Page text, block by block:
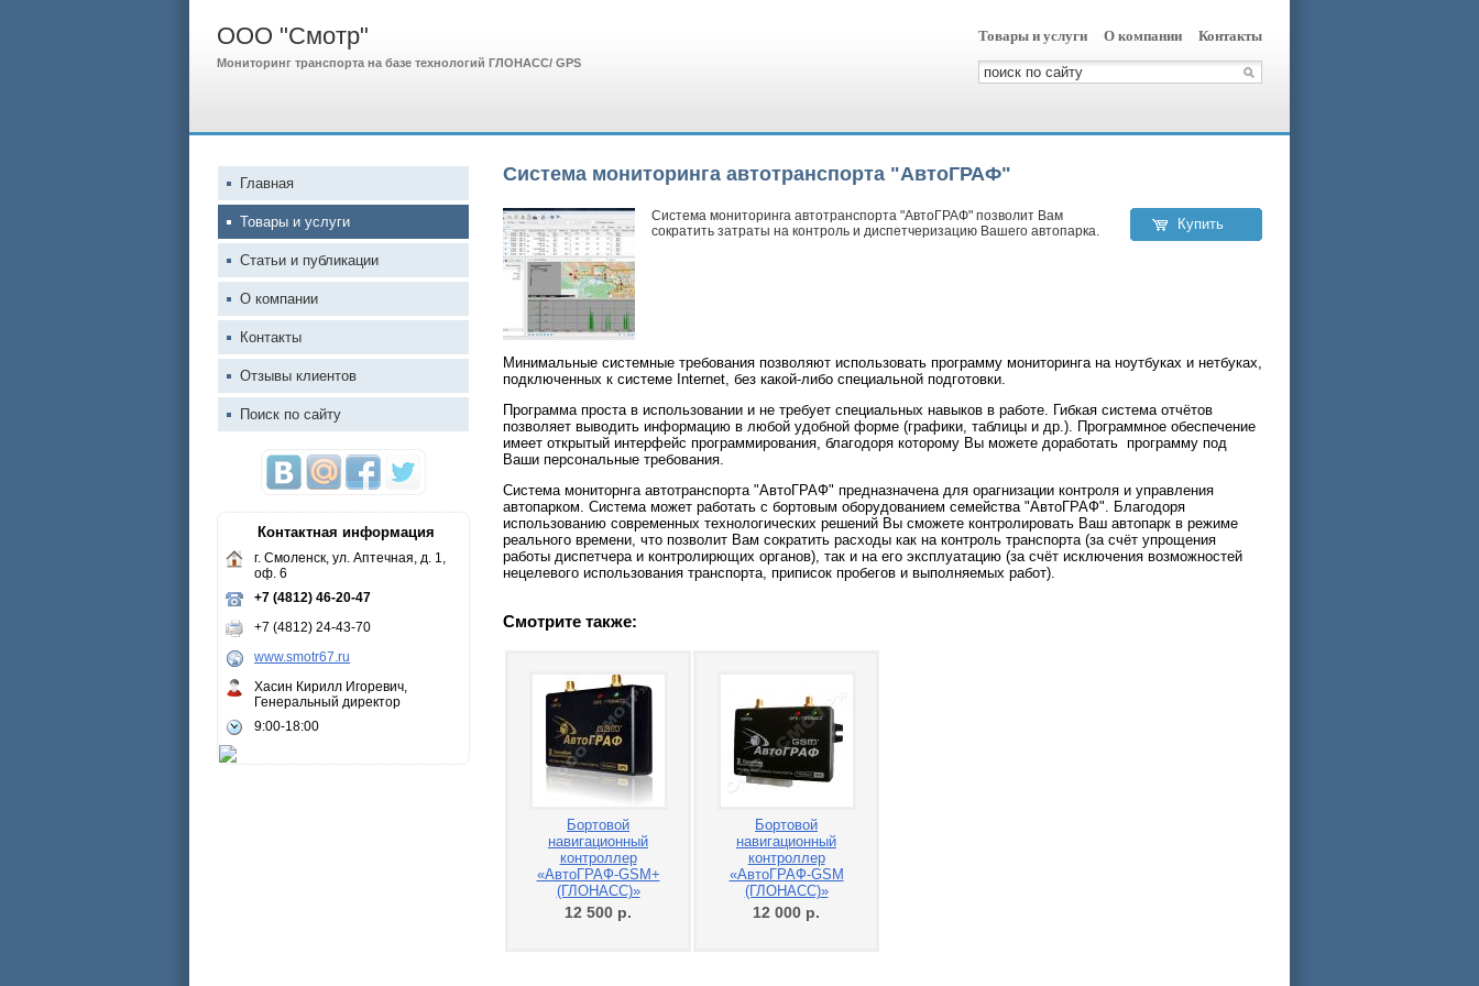
ООО "Смотр"
Мониторинг транспорта на базе технологий ГЛОНАСС/ GPS
Товары и услуги О компании Контакты
Система мониторинга автотранспорта "АвтоГРАФ"
Система мониторинга автотранспорта "АвтоГРАФ" позволит Вам
сократить затраты на контроль и диспетчеризацию Вашего автопарка.
Купить
Минимальные системные требования позволяют использовать программу мониторинга на ноутбуках и нетбуках,
подключенных к системе Internet, без какой-либо специальной подготовки.
Программа проста в использовании и не требует специальных навыков в работе. Гибкая система отчётов
позволяет выводить информацию в любой удобной форме (графики, таблицы и др.). Программное обеспечение
имеет открытый интерфейс программирования, благодоря которому Вы можете доработать программу под
Ваши персональные требования.
Система мониторнга автотранспорта "АвтоГРАФ" предназначена для орагнизации контроля и управления
автопарком. Система может работать с бортовым оборудованием семейства "АвтоГРАФ". Благодоря
использованию современных технологических решений Вы сможете контролировать Ваш автопарк в режиме
реального времени, что позволит Вам сократить расходы как на контроль транспорта (за счёт упрощения
работы диспетчера и контролирющих органов), так и на его эксплуатацию (за счёт исключения возможностей
нецелевого использования транспорта, приписок пробегов и выполняемых работ).
Смотрите также:
Бортовой
навигационный
контроллер
«АвтоГРАФ-GSM+
(ГЛОНАСС)»
12 500 р.
Бортовой
навигационный
контроллер
«АвтоГРАФ-GSM
(ГЛОНАСС)»
12 000 р.
Главная
Товары и услуги
Статьи и публикации
О компании
Контакты
Отзывы клиентов
Поиск по сайту
Контактная информация
г. Смоленск, ул. Аптечная, д. 1,
оф. 6
+7 (4812) 46-20-47
+7 (4812) 24-43-70
www.smotr67.ru
Хасин Кирилл Игоревич,
Генеральный директор
9:00-18:00